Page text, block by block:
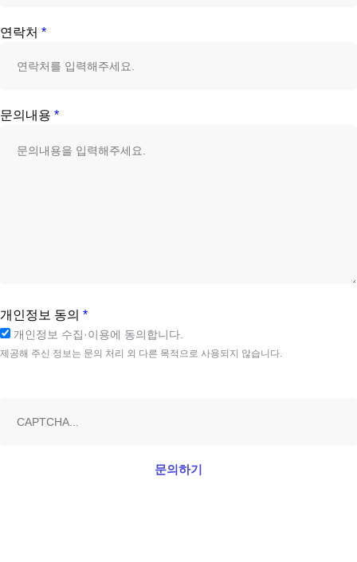
연락처 *
문의내용 *
개인정보 동의 *
개인정보 수집·이용에 동의합니다.
제공해 주신 정보는 문의 처리 외 다른 목적으로 사용되지 않습니다.
문의하기